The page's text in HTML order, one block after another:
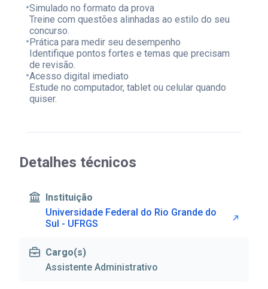
•Simulado no formato da prova
Treine com questões alinhadas ao estilo do seu
concurso.
•Prática para medir seu desempenho
Identifique pontos fortes e temas que precisam
de revisão.
•Acesso digital imediato
Estude no computador, tablet ou celular quando
quiser.
Detalhes técnicos
Instituição
Universidade Federal do Rio Grande do
Sul - UFRGS
Cargo(s)
Assistente Administrativo